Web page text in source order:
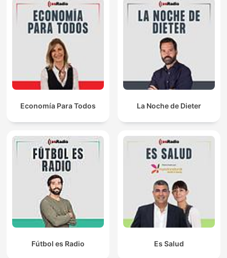
Economía Para Todos La Noche de Dieter
Fútbol es Radio Es Salud